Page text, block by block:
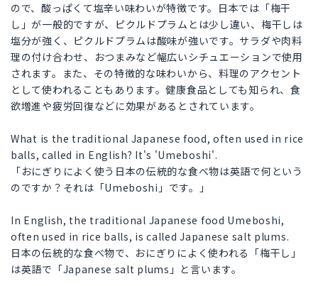
ので、酸っぱくて塩辛い味わいが特徴です。日本では「梅干
し」が一般的ですが、ピクルドプラムとは少し違い、梅干しは
塩分が強く、ピクルドプラムは酸味が強いです。サラダや肉料
理の付け合わせ、おつまみなど幅広いシチュエーションで使用
されます。また、その特徴的な味わいから、料理のアクセント
として使われることもあります。健康食品としても知られ、食
欲増進や疲労回復などに効果があるとされています。
What is the traditional Japanese food, often used in rice
balls, called in English? It's 'Umeboshi'.
「おにぎりによく使う日本の伝統的な食べ物は英語で何という
のですか？それは「Umeboshi」です。」
In English, the traditional Japanese food Umeboshi,
often used in rice balls, is called Japanese salt plums.
日本の伝統的な食べ物で、おにぎりによく使われる「梅干し」
は英語で「Japanese salt plums」と言います。